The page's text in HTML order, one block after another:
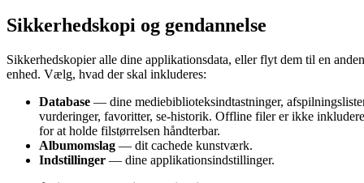
Sikkerhedskopi og gendannelse
Sikkerhedskopier alle dine applikationsdata, eller flyt dem til en anden
enhed. Vælg, hvad der skal inkluderes:
Database — dine mediebiblioteksindtastninger,
vurderinger, favoritter, se-historik. Offline filer er ikke
for at holde filstørrelsen håndterbar.
Albumomslag — dit cachede kunstværk.
Indstillinger — dine applikationsindstillinger.